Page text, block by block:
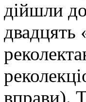
дійшли
двадцять
вправи).